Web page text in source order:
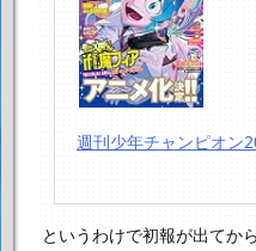
週刊少年チャンピオン
というわけで初報が出てか